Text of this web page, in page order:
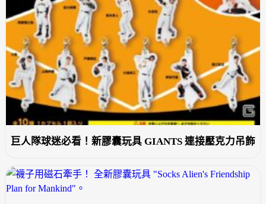
巨人隊球迷必看！新膠囊玩具 GIANTS 連接壓克力吊飾